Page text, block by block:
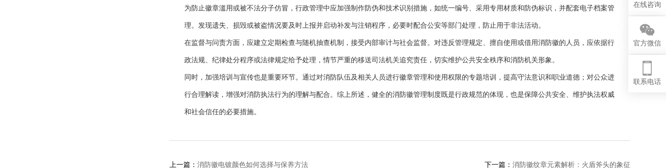
为防止徽章滥用或被不法分子仿冒，行政管理中应加强制作防伪和技术识别措施，如统一编号、采用专用材质和防伪标识，并配套电子档案管
理。发现遗失、损毁或被盗情况要及时上报并启动补发与注销程序，必要时配合公安等部门处理，防止用于非法活动。
在监督与问责方面，应建立定期检查与随机抽查机制，接受内部审计与社会监督。对违反管理规定、擅自使用或借用消防徽的人员，应依据行
政法规、纪律处分程序或法律规定给予处理，情节严重的移送司法机关追究责任，切实维护公共安全秩序和消防机关形象。
同时，加强培训与宣传也是重要环节。通过对消防队伍及相关人员进行徽章管理和使用权限的专题培训，提高守法意识和职业道德；对公众进
行合理解读，增强对消防执法行为的理解与配合。综上所述，健全的消防徽管理制度既是行政规范的体现，也是保障公共安全、维护执法权威
和社会信任的必要措施。
上一篇： 消防徽电镀颜色如何选择与保养方法 下一篇： 消防徽纹章元素解析：火盾斧头的象征
在线咨询
官方微信
联系电话